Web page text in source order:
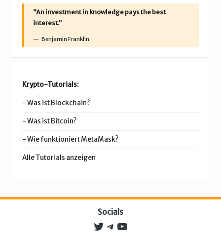
“An investment in knowledge pays the best
interest.”
Benjamin Franklin
Krypto-Tutorials:
-Was ist Blockchain?
-Was ist Bitcoin?
-Wie funktioniert MetaMask?
Alle Tutorials anzeigen
Socials
Twitter
Telegram
YouTube